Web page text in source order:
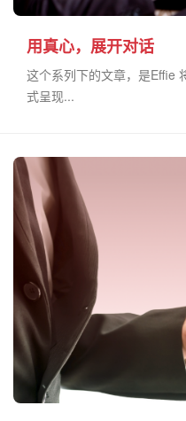
用真心，展开对话
这个系列下的文章，是Effie
式呈现...